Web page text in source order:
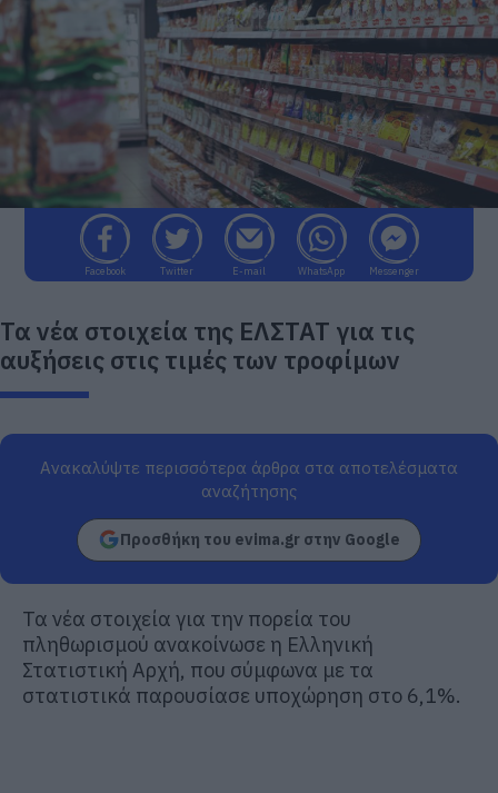
Facebook Twitter E-mail WhatsApp Messenger
Τα νέα στοιχεία της ΕΛΣΤΑΤ για τις
αυξήσεις στις τιμές των τροφίμων
Ανακαλύψτε περισσότερα άρθρα στα αποτελέσματα
αναζήτησης
Προσθήκη του evima.gr στην Google
Τα νέα στοιχεία για την πορεία του
πληθωρισμού ανακοίνωσε η Ελληνική
Στατιστική Αρχή, που σύμφωνα με τα
στατιστικά παρουσίασε υποχώρηση στο 6,1%.